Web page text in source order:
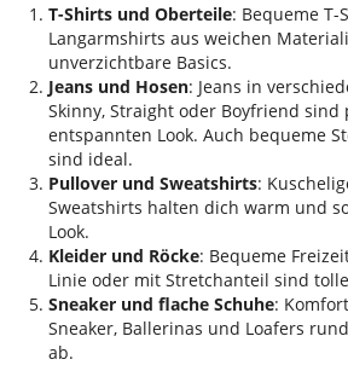
T-Shirts und Oberteile: Bequeme T-
Langarmshirts aus weichen
unverzichtbare Basics.
Jeans und Hosen: Jeans in
Skinny, Straight oder Boyfriend
entspannten Look. Auch bequeme
sind ideal.
Pullover und Sweatshirts:
Sweatshirts halten dich warm und
Look.
Kleider und Röcke: Bequeme
Linie oder mit Stretchanteil sind
Sneaker und flache Schuhe:
Sneaker, Ballerinas und Loafers
ab.